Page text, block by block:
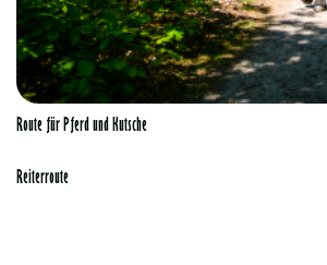
Route für Pferd und Kutsche
Reiterroute